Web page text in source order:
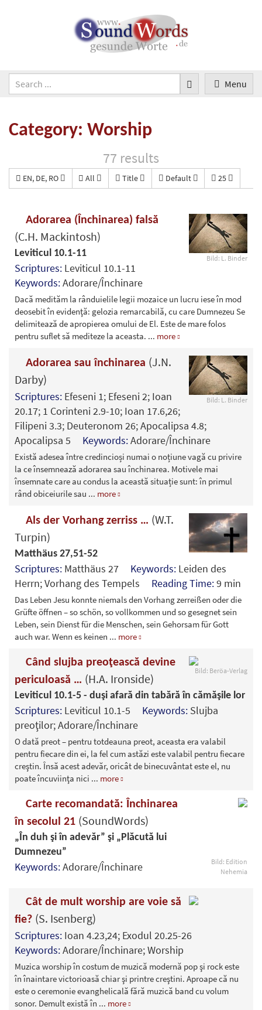
Menu
Category: Worship
77 results
EN, DE, RO All Title Default 25
Bild: L. Binder
Adorarea (Închinarea) falsă
(C.H. Mackintosh)
Leviticul 10.1-11
Scriptures: Leviticul 10.1-11
Keywords:Adorare/Închinare
Dacă medităm la rânduielile legii mozaice un lucru iese în mod
deosebit în evidenţă: gelozia remarcabilă, cu care Dumnezeu Se
delimitează de apropierea omului de El. Este de mare folos
pentru suflet să mediteze la aceasta. ... more
Bild: L. Binder
Adorarea sau închinarea (J.N.
Darby)
Scriptures: Efeseni 1; Efeseni 2; Ioan
20.17; 1 Corinteni 2.9-10; Ioan 17.6,26;
Filipeni 3.3; Deuteronom 26; Apocalipsa 4.8;
Apocalipsa 5 Keywords:Adorare/Închinare
Există adesea între credincioși numai o noțiune vagă cu privire
la ce însemnează adorarea sau închinarea. Motivele mai
însemnate care au condus la această situație sunt: în primul
rând obiceiurile sau ... more
Als der Vorhang zerriss … (W.T.
Turpin)
Matthäus 27,51-52
Scriptures: Matthäus 27 Keywords: Leiden des
Herrn; Vorhang des Tempels Reading Time:9 min
Das Leben Jesu konnte niemals den Vorhang zerreißen oder die
Grüfte öffnen – so schön, so vollkommen und so gesegnet sein
Leben, sein Dienst für die Menschen, sein Gehorsam für Gott
auch war. Wenn es keinen ... more
Bild: Beröa-Verlag
Când slujba preoţească devine
periculoasă … (H.A. Ironside)
Leviticul 10.1-5 - duşi afară din tabără în cămăşile lor
Scriptures: Leviticul 10.1-5 Keywords: Slujba
preoţilor; Adorare/Închinare
O dată preot – pentru totdeauna preot, aceasta era valabil
pentru fiecare din ei, la fel cum astăzi este valabil pentru fiecare
creştin. Însă acest adevăr, oricât de binecuvântat este el, nu
poate încuviinţa nici ... more
Bild: Edition
Nehemia
Carte recomandată: Închinarea
în secolul 21 (SoundWords)
„În duh şi în adevăr” şi „Plăcută lui
Dumnezeu”
Keywords:Adorare/Închinare
Cât de mult worship are voie să
fie? (S. Isenberg)
Scriptures: Ioan 4.23,24; Exodul 20.25-26
Keywords:Adorare/Închinare; Worship
Muzica worship în costum de muzică modernă pop şi rock este
în înaintare victorioasă chiar şi printre creştini. Aproape că nu
este o ceremonie evanghelicală fără muzică band cu volum
sonor. Demult există în ... more